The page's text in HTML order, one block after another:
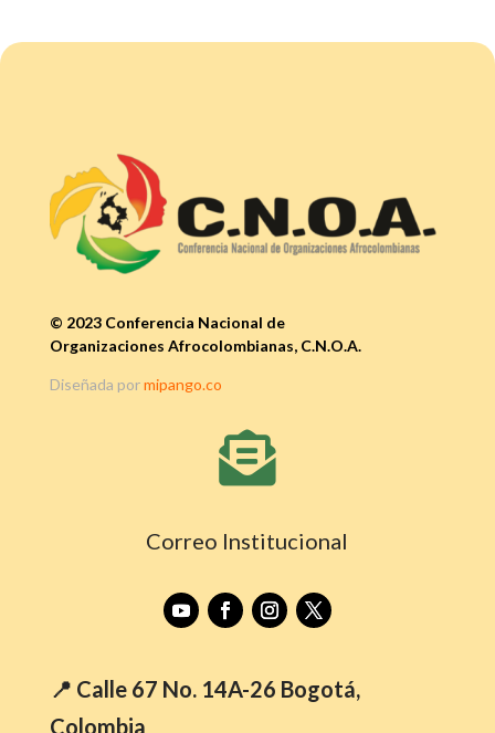
© 2023 Conferencia Nacional de
Organizaciones Afrocolombianas, C.N.O.A.
Diseñada pormipango.co

Correo Institucional
📍 Calle 67 No. 14A-26 Bogotá,
Colombia